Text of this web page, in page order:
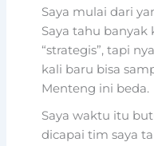
Saya mulai dari
Saya tahu
“strategis”, tapi
kali baru bisa
Menteng ini beda.
Saya waktu itu
dicapai tim saya